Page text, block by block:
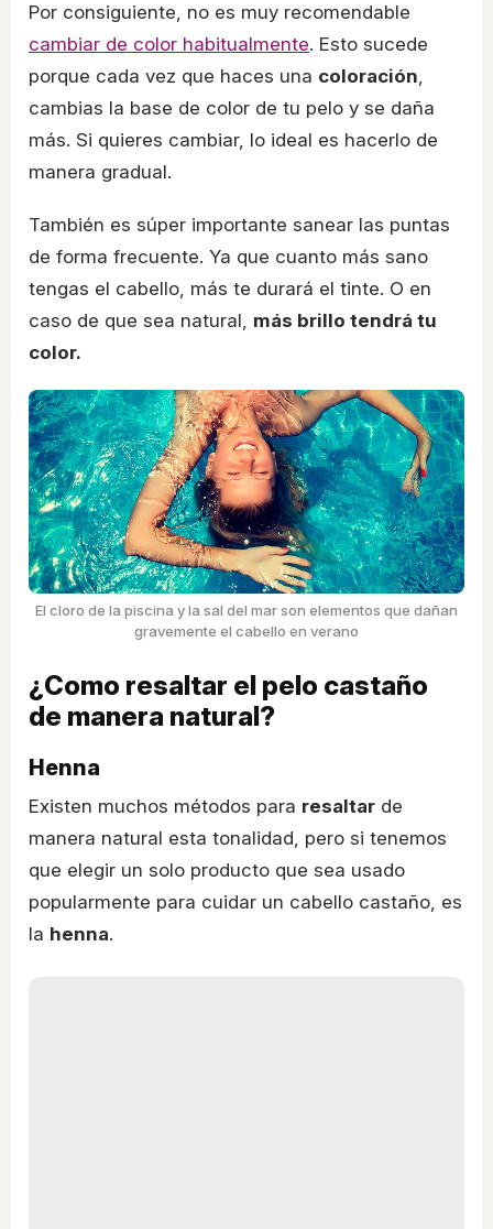
Por consiguiente, no es muy recomendable
cambiar de color habitualmente. Esto sucede
porque cada vez que haces una coloración,
cambias la base de color de tu pelo y se daña
más. Si quieres cambiar, lo ideal es hacerlo de
manera gradual.
También es súper importante sanear las puntas
de forma frecuente. Ya que cuanto más sano
tengas el cabello, más te durará el tinte. O en
caso de que sea natural, más brillo tendrá tu
color.
El cloro de la piscina y la sal del mar son elementos que dañan
gravemente el cabello en verano
¿Como resaltar el pelo castaño
de manera natural?
Henna
Existen muchos métodos para resaltar de
manera natural esta tonalidad, pero si tenemos
que elegir un solo producto que sea usado
popularmente para cuidar un cabello castaño, es
la henna.